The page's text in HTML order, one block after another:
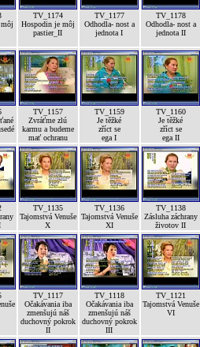
TV_1174
Hospodin je môj
pastier_II
TV_1177
Odhodla- nost a
jednota I
TV_1178
Odhodla- nost a
jednota II
TV_1157
Zvráťme zlú
karmu a budeme
mať ochranu
TV_1159
Je těžké
zříct se
ega I
TV_1160
Je těžké
zříct se
ega II
TV_1135
Tajomstvá Venuše
X
TV_1136
Tajomstvá Venuše
XI
TV_1138
Zásluha záchrany
životov II
TV_1117
Očakávania iba
zmenšujú náš
duchovný pokrok
II
TV_1118
Očakávania iba
zmenšujú náš
duchovný pokrok
III
TV_1121
Tajomstvá Venuše
VI